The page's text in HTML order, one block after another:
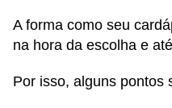
A forma como seu
na hora da escolha e
Por isso, alguns pontos